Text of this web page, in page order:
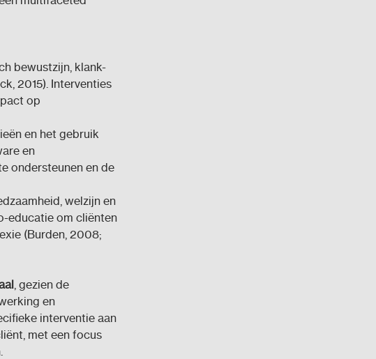
bewustzijn, klank-
2015). Interventies
op
en het gebruik
en
ondersteunen en de
welzijn en
educatie om cliënten
(Burden, 2008;
, gezien de
en
interventie aan
met een focus